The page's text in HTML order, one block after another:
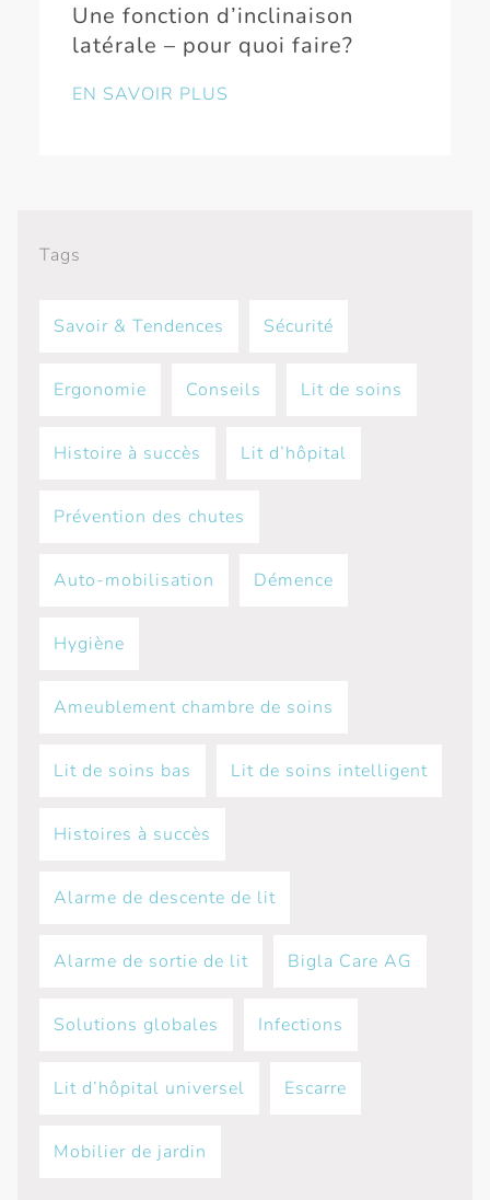
Une fonction d’inclinaison
latérale – pour quoi faire?
EN SAVOIR PLUS
Tags
Savoir & Tendences Sécurité
Ergonomie Conseils Lit de soins
Histoire à succès Lit d’hôpital
Prévention des chutes
Auto-mobilisation Démence
Hygiène
Ameublement chambre de soins
Lit de soins bas Lit de soins intelligent
Histoires à succès
Alarme de descente de lit
Alarme de sortie de lit Bigla Care АG
Solutions globales Infections
Lit d’hôpital universel Escarre
Mobilier de jardin